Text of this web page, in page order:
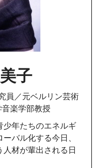
子
員／元ベルリン芸術
楽学部教授
少年たちのエネルギ
バル化する今日、
材が輩出される日